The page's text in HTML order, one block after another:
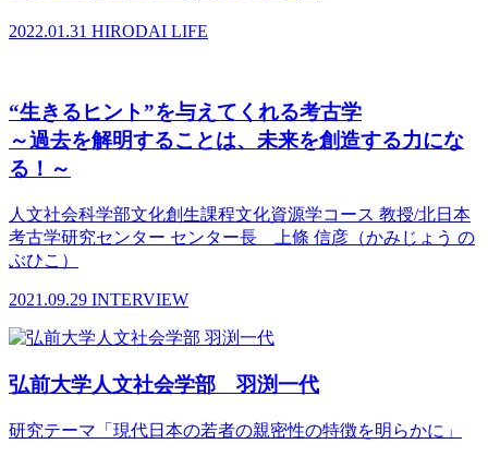
2022.01.31 HIRODAI LIFE
“生きるヒント”を与えてくれる考古学
～過去を解明することは、未来を創造する力にな
る！～
人文社会科学部文化創生課程文化資源学コース 教授/北日本
考古学研究センター センター長 上條 信彦（かみじょう の
ぶひこ）
2021.09.29 INTERVIEW
弘前大学人文社会学部 羽渕一代
研究テーマ「現代日本の若者の親密性の特徴を明らかに」